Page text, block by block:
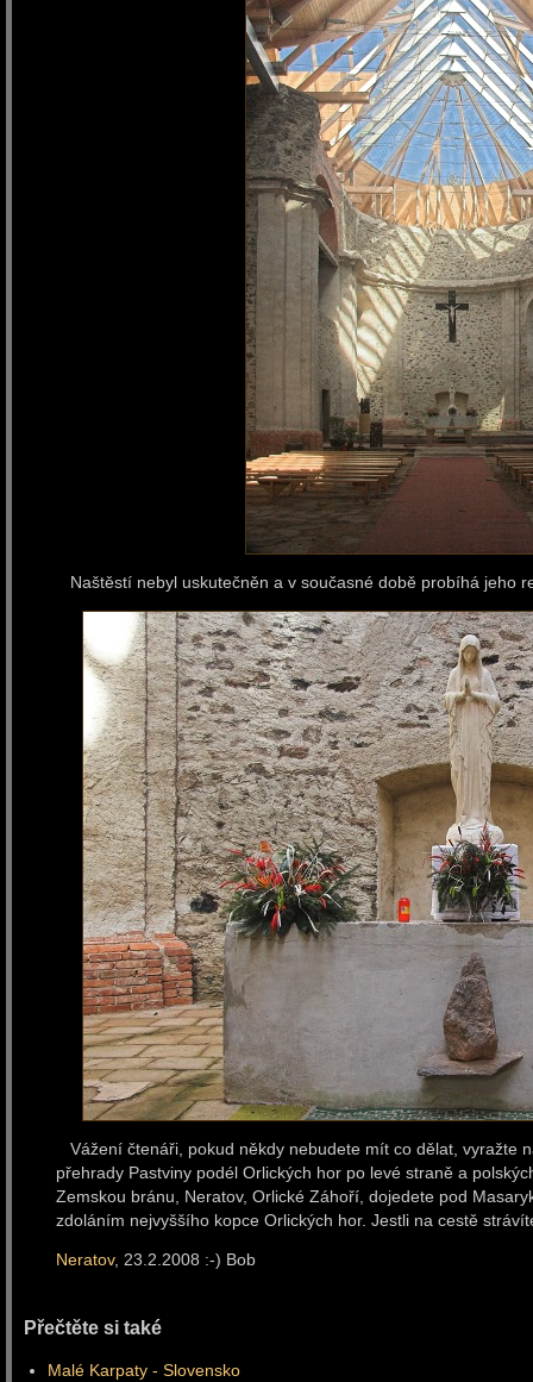
Naštěstí nebyl uskutečněn a v současné době probíhá jeho
Vážení čtenáři, pokud někdy nebudete mít co dělat, vyražte
přehrady Pastviny podél Orlických hor po levé straně a
Zemskou bránu, Neratov, Orlické Záhoří, dojedete pod
zdoláním nejvyššího kopce Orlických hor. Jestli na cestě
Neratov, 23.2.2008 :-) Bob
Přečtěte si také
Malé Karpaty - Slovensko